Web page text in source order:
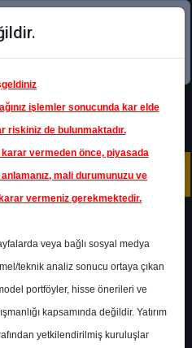
indirin!
BİRLEŞİK
A.Ş.
işlemler sonucunda kar elde
riskiniz de bulunmaktadır.
vermeden önce, piyasada
mali durumunuzu ve
karar vermeniz gerekmektedir.
veya bağlı sosyal medya
teknik analiz sonucu ortaya çıkan
portföyler, hisse önerileri ve
kapsamında değildir. Yatırım
yetkilendirilmiş kuruluşlar